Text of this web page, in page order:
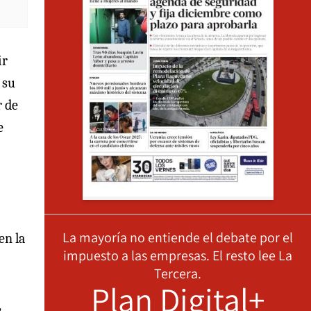
de
la
La mayoría no entiende el debate por el
impuesto a las empresas. El resto lee La
Tercera.
Plan Digital+